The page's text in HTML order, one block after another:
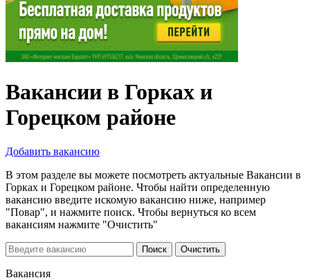
Вакансии в Горках и
Горецком районе
Добавить вакансию
В этом разделе вы можете посмотреть актуальные Вакансии в
Горках и Горецком районе. Чтобы найти определенную
вакансию введите искомую вакансию ниже, например
"Повар", и нажмите поиск. Чтобы вернуться ко всем
вакансиям нажмите "Очистить"
Вакансия